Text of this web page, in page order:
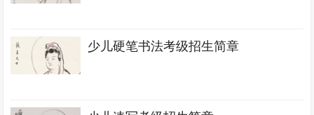
少儿硬笔书法考级招生简章